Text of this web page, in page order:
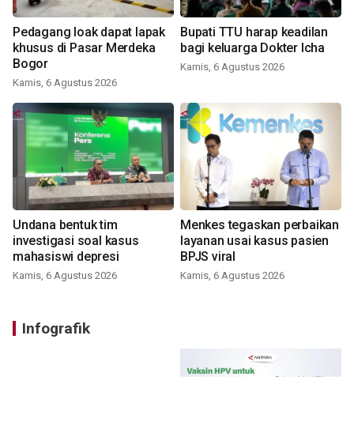
Pedagang loak dapat lapak
khusus di Pasar Merdeka
Bogor
Kamis, 6 Agustus 2026
Bupati TTU harap keadilan
bagi keluarga Dokter Icha
Kamis, 6 Agustus 2026
Undana bentuk tim
investigasi soal kasus
mahasiswi depresi
Kamis, 6 Agustus 2026
Menkes tegaskan perbaikan
layanan usai kasus pasien
BPJS viral
Kamis, 6 Agustus 2026
Infografik